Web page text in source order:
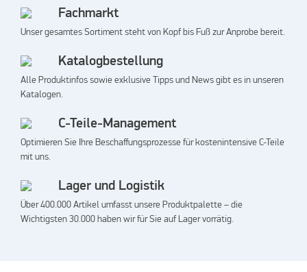
Fachmarkt
Unser gesamtes Sortiment steht von Kopf bis Fuß zur Anprobe bereit.
Katalogbestellung
Alle Produktinfos sowie exklusive Tipps und News gibt es in unseren
Katalogen.
C-Teile-Management
Optimieren Sie Ihre Beschaffungsprozesse für kostenintensive C-Teile
mit uns.
Lager und Logistik
Über 400.000 Artikel umfasst unsere Produktpalette – die
Wichtigsten 30.000 haben wir für Sie auf Lager vorrätig.